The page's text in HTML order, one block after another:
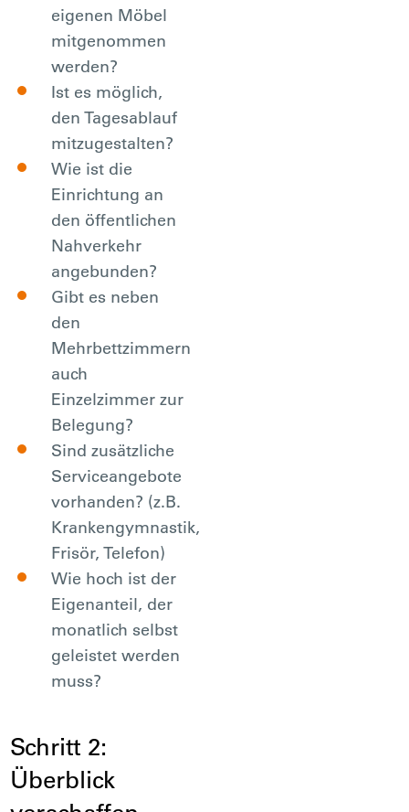
eigenen Möbel
mitgenommen
werden?
Ist es möglich,
den Tagesablauf
mitzugestalten?
Wie ist die
Einrichtung an
den öffentlichen
Nahverkehr
angebunden?
Gibt es neben
den
Mehrbettzimmern
auch
Einzelzimmer zur
Belegung?
Sind zusätzliche
Serviceangebote
vorhanden? (z.B.
Krankengymnastik,
Frisör, Telefon)
Wie hoch ist der
Eigenanteil, der
monatlich selbst
geleistet werden
muss?
Schritt 2:
Überblick